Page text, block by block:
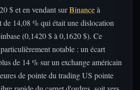
$ et en vendant surBinanceà
de 14,08 % qui était une dislocation
(0,1420 $ à 0,1620 $). Ce
notable : un écart
de 14 % sur un exchange américain
de pointe du trading US pointe